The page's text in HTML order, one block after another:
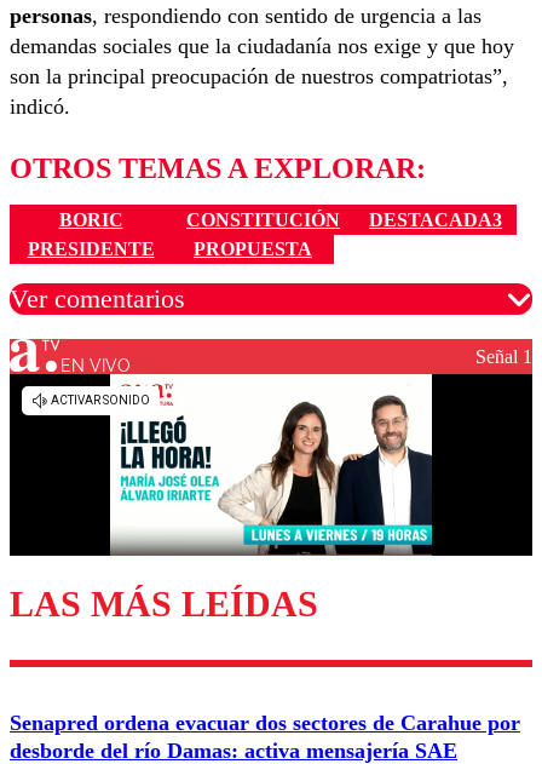
personas, respondiendo con sentido de urgencia a las
demandas sociales que la ciudadanía nos exige y que hoy
son la principal preocupación de nuestros compatriotas”,
indicó.
OTROS TEMAS A EXPLORAR:
BORIC CONSTITUCIÓN
DESTACADA3
PRESIDENTE
PROPUESTA
Ver comentarios
Los comentarios son moderados para garantizar un
diálogo respetuoso.
Enviar comentario
EN VIVO Señal 1
LAS MÁS LEÍDAS
Senapred ordena evacuar dos sectores de Carahue por
desborde del río Damas: activa mensajería SAE